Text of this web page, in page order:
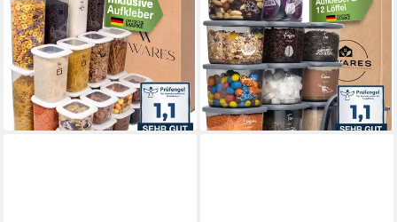
Vorratsdose Viwares
Vorratsdosen-Set Mix Weiß
SERIE FOLY 24er, Plastik
49,90 €
lieferbar - in 2-3 Werktagen bei dir
Vorratsdose Viwares
Vorratsdosen-Set 12er
Anthrazit SERIE FOLY 0.55L,
Kunststoff
24,90 €
lieferbar - in 2-3 Werktagen bei dir